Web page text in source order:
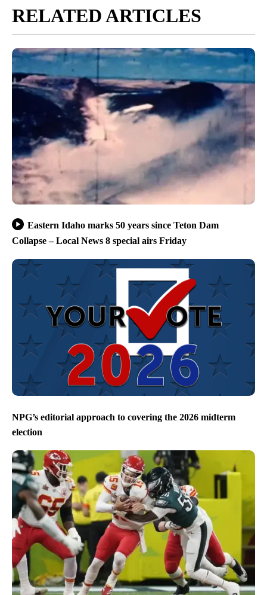
RELATED ARTICLES
Eastern Idaho marks 50 years since Teton Dam
Collapse – Local News 8 special airs Friday
NPG’s editorial approach to covering the 2026 midterm
election